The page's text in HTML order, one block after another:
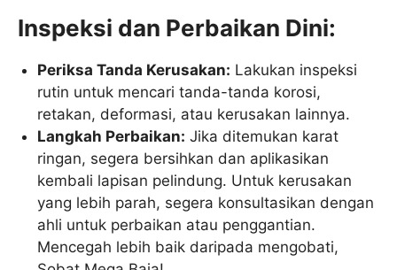
Inspeksi dan Perbaikan Dini:
Periksa Tanda Kerusakan: Lakukan inspeksi
rutin untuk mencari tanda-tanda korosi,
retakan, deformasi, atau kerusakan lainnya.
Langkah Perbaikan: Jika ditemukan karat
ringan, segera bersihkan dan aplikasikan
kembali lapisan pelindung. Untuk kerusakan
yang lebih parah, segera konsultasikan dengan
ahli untuk perbaikan atau penggantian.
Mencegah lebih baik daripada mengobati,